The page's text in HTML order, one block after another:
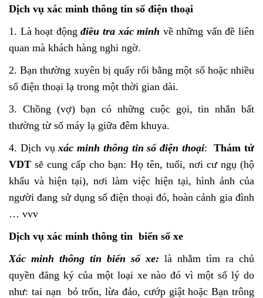
Dịch vụ xác minh thông tin số điện thoại
1. Là hoạt độngđiều tra xác minh về những vấn đề liên
quan mà khách hàng nghi ngờ.
2. Bạn thường xuyên bị quấy rối bằng một số hoặc nhiều
số điện thoại lạ trong một thời gian dài.
3. Chồng (vợ) bạn có những cuộc gọi, tin nhắn bất
thường từ số máy lạ giữa đêm khuya.
4. Dịch vụxác minh thông tin số điện thoại:Thám tử
VDT sẽ cung cấp cho bạn: Họ tên, tuổi, nơi cư ngụ (hộ
khẩu và hiện tại), nơi làm việc hiện tại, hình ảnh của
người đang sử dụng số điện thoại đó, hoàn cảnh gia đình
… vvv
Dịch vụ xác minh thông tin biển số xe
Xác minh thông tin biển số xe: là nhằm tìm ra chủ
quyền đăng ký của một loại xe nào đó vì một số lý do
như: tai nạn bỏ trốn, lừa đảo, cướp giật hoặc Bạn trông